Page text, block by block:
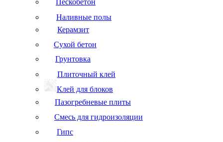
Наливные полы
Керамзит
Сухой бетон
Грунтовка
Плиточный клей
Клей для блоков
Пазогребневые плиты
Смесь для гидроизоляции
Гипс